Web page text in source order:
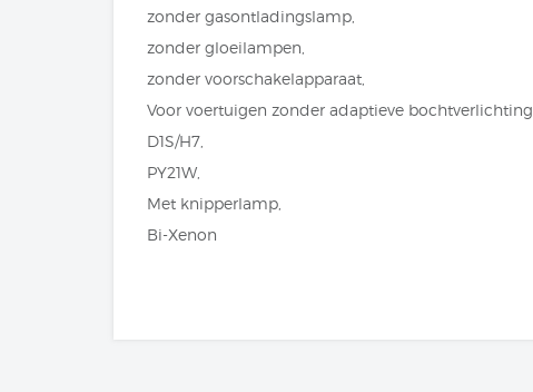
zonder gasontladingslamp,
zonder gloeilampen,
zonder voorschakelapparaat,
Voor voertuigen zonder adaptieve bochtverlichting,
D1S/H7,
PY21W,
Met knipperlamp,
Bi-Xenon